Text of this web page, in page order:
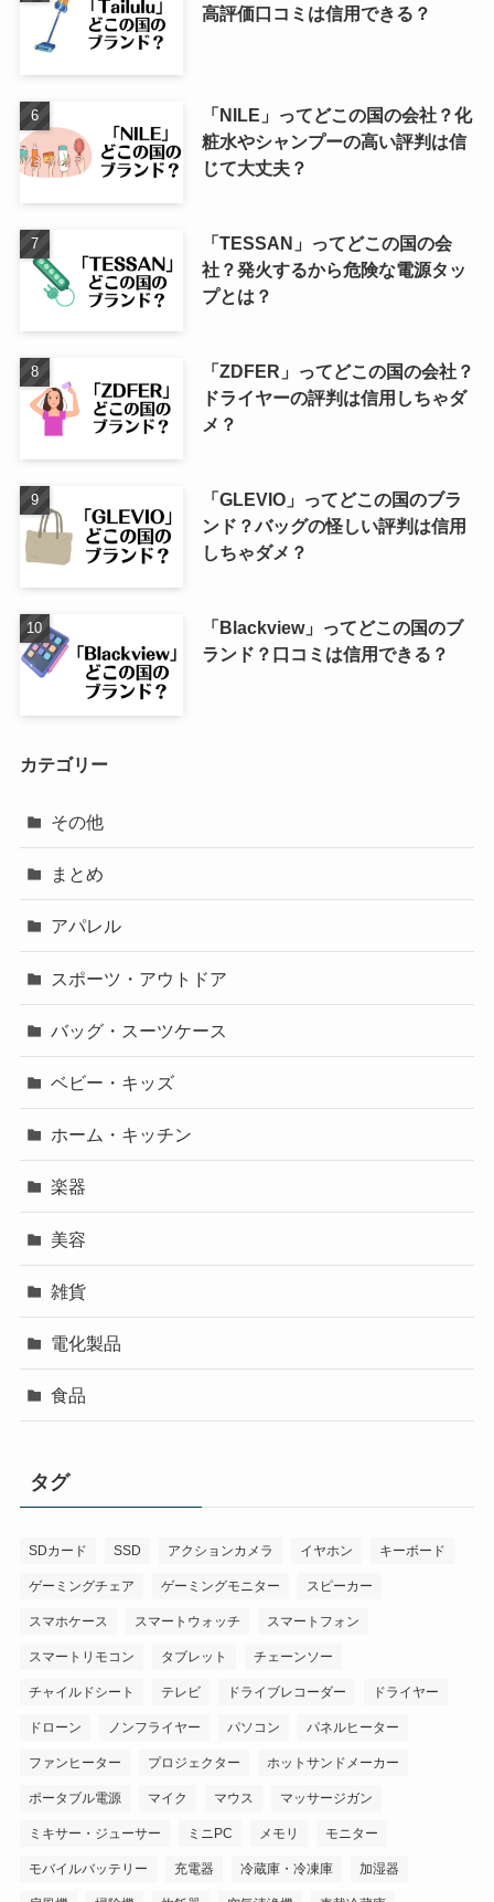
高評価口コミは信用できる？
「NILE」ってどこの国の会社？化
粧水やシャンプーの高い評判は信
じて大丈夫？
「TESSAN」ってどこの国の会
社？発火するから危険な電源タッ
プとは？
「ZDFER」ってどこの国の会社？
ドライヤーの評判は信用しちゃダ
メ？
「GLEVIO」ってどこの国のブラ
ンド？バッグの怪しい評判は信用
しちゃダメ？
「Blackview」ってどこの国のブ
ランド？口コミは信用できる？
カテゴリー
その他
まとめ
アパレル
スポーツ・アウトドア
バッグ・スーツケース
ベビー・キッズ
ホーム・キッチン
楽器
美容
雑貨
電化製品
食品
タグ
SDカード SSD アクションカメラ イヤホン キーボード
ゲーミングチェア ゲーミングモニター スピーカー
スマホケース スマートウォッチ スマートフォン
スマートリモコン タブレット チェーンソー
チャイルドシート テレビ ドライブレコーダー ドライヤー
ドローン ノンフライヤー パソコン パネルヒーター
ファンヒーター プロジェクター ホットサンドメーカー
ポータブル電源 マイク マウス マッサージガン
ミキサー・ジューサー ミニPC メモリ モニター
モバイルバッテリー 充電器 冷蔵庫・冷凍庫 加湿器